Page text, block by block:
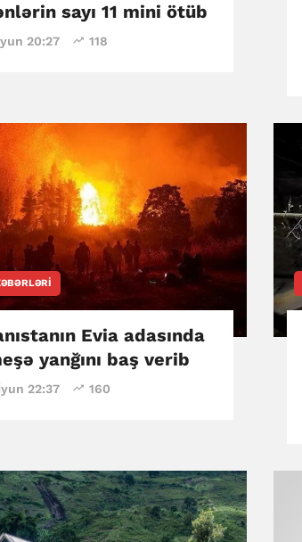
sayı 11 mini ötüb
20:27 118
Evia adasında
yanğını baş verib
22:37 160